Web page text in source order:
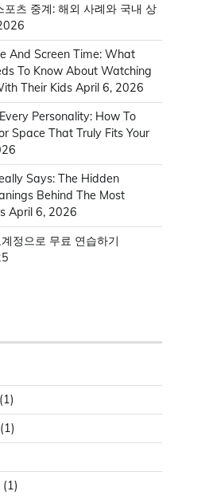
포츠 중계: 해외 사례와 국내 상
And Screen Time: What
To Know About Watching
Their Kids April 6, 2026
Personality: How To
Space That Truly Fits Your
Says: The Hidden
Behind The Most
April 6, 2026
정으로 무료 연습하기
(1)
(1)
(1)